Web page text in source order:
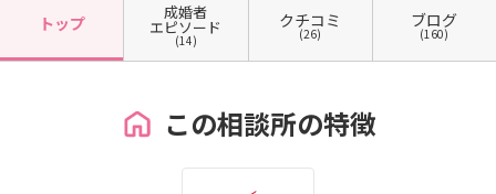
トップ
成婚者
エピソード
(14)
クチコミ
(26)
ブログ
(160)
この相談所の特徴